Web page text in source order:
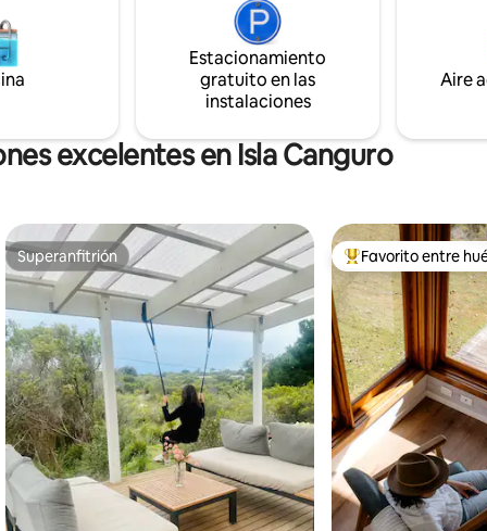
SMEG. Te invitamos a buscar verduras y
hierbas en los jardines. ¡Wifi gratuito
también!
proporciona wifi
inteligente con
sistema de música
vida silvestre
Estacionamiento
gratuito en las
instalaciones
Aire
excelentes en Isla Canguro
promedio: 5 de 5, 83 reseñas
Superanfitrión
Superanfitrión Favorito entre
Favorito entre